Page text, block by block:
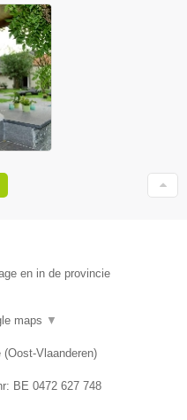
en in de provincie
maps ▼
(Oost-Vlaanderen)
BE 0472 627 748